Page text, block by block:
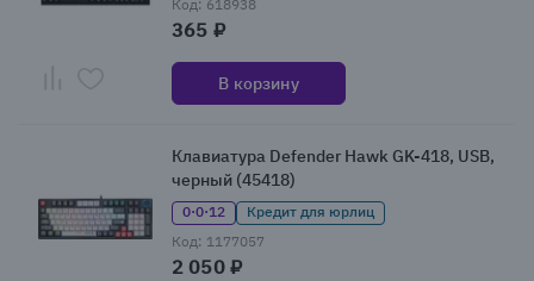
Код: 618938
365 ₽
В корзину
Клавиатура Defender Hawk GK-418, USB,
черный (45418)
0·0·12
Кредит для юрлиц
Код: 1177057
2 050 ₽